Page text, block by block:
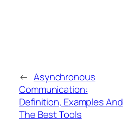
← Asynchronous
Communication:
Definition, Examples And
The Best Tools